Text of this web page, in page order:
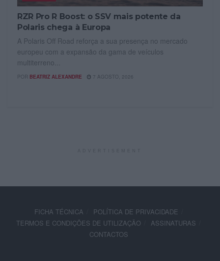
RZR Pro R Boost: o SSV mais potente da
Polaris chega à Europa
A Polaris Off Road reforça a sua presença no mercado
europeu com a expansão da gama de veículos
multiterreno...
POR BEATRIZ ALEXANDRE 7 AGOSTO, 2026
FICHA TÉCNICA
POLÍTICA DE PRIVACIDADE
TERMOS E CONDIÇÕES DE UTILIZAÇÃO
ASSINATURAS
CONTACTOS